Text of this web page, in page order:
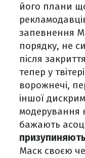
його плани
запевнення
порядку, не
після
тепер у
ворожнечі,
іншої
модерування
бажають
Маск своєю